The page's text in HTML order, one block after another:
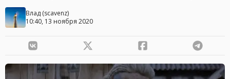
Влад (scavenz)
10:40, 13 ноября 2020